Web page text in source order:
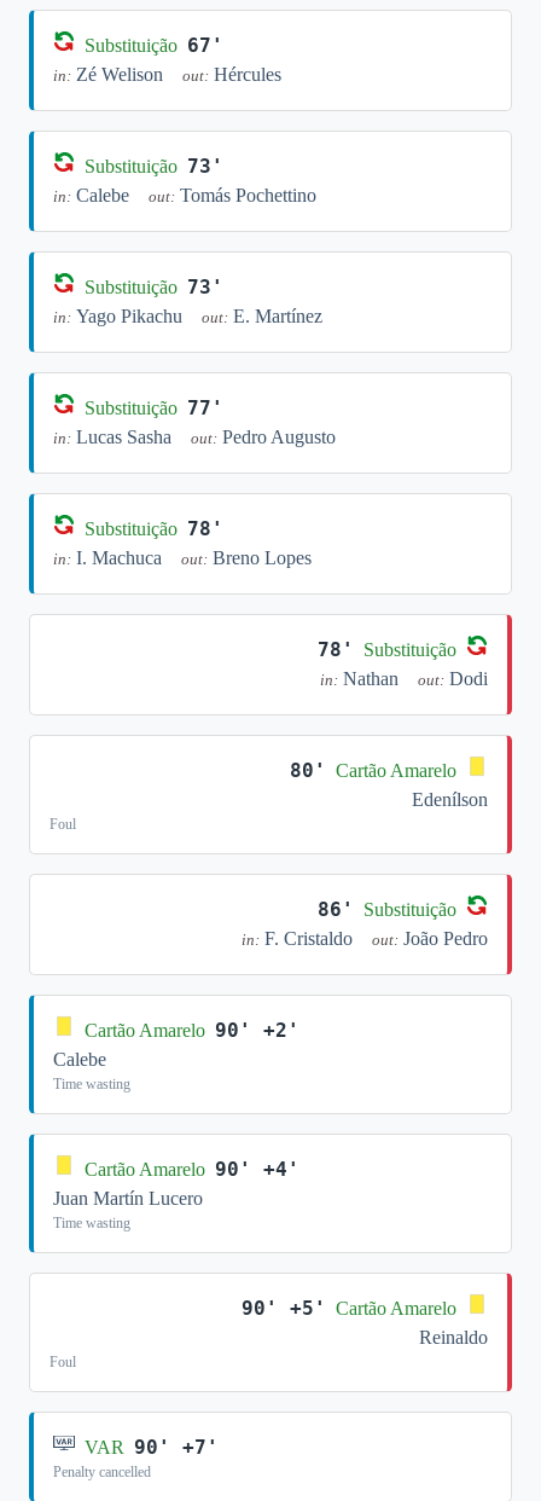
Substituição 67'
in: Zé Welison out: Hércules
Substituição 73'
in: Calebe out: Tomás Pochettino
Substituição 73'
in: Yago Pikachu out: E. Martínez
Substituição 77'
in: Lucas Sasha out: Pedro Augusto
Substituição 78'
in: I. Machuca out: Breno Lopes
78' Substituição
in: Nathan out: Dodi
80'
Cartão Amarelo
Edenílson
Foul
86' Substituição
in: F. Cristaldo out: João Pedro
Cartão Amarelo 90' +2'
Calebe
Time wasting
Cartão Amarelo 90' +4'
Juan Martín Lucero
Time wasting
90' +5'
Cartão Amarelo
Reinaldo
Foul
VAR 90' +7'
Penalty cancelled